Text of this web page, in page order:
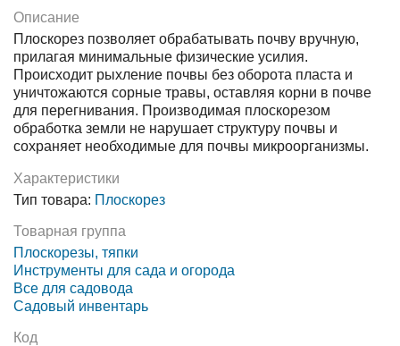
Описание
Плоскорез позволяет обрабатывать почву вручную,
прилагая минимальные физические усилия.
Происходит рыхление почвы без оборота пласта и
уничтожаются сорные травы, оставляя корни в почве
для перегнивания. Производимая плоскорезом
обработка земли не нарушает структуру почвы и
сохраняет необходимые для почвы микроорганизмы.
Характеристики
Тип товара: Плоскорез
Товарная группа
Плоскорезы, тяпки
Инструменты для сада и огорода
Все для садовода
Садовый инвентарь
Код